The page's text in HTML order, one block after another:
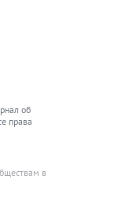
об
права
в